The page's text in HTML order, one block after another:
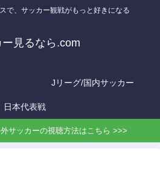
で、サッカー観戦がもっと好きになる
見るなら.com
Jリーグ/国内サッカー
日本代表戦
外サッカーの視聴方法はこちら >>>